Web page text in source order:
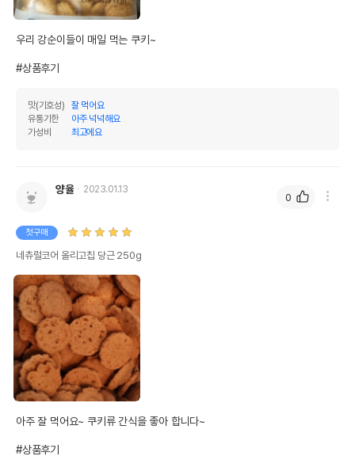
우리 강순이들이 매일 먹는 쿠키~
#상품후기
맛(기호성)
잘 먹어요
유통기한
아주 넉넉해요
가성비
최고에요
양율 2023.01.13
첫구매
네츄럴코어 올리고칩 당근 250g
아주 잘 먹어요~ 쿠키류 간식을 좋아 합니다~
#상품후기
0